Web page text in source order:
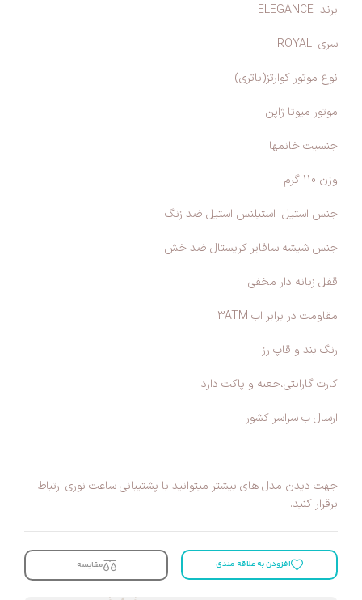
برند ELEGANCE
سری ROYAL
نوع موتور کوارتز(باتری)
موتور میوتا ژاپن
جنسیت خانمها
وزن 110 گرم
جنس استیل استیلنس استیل ضد زنگ
جنس شیشه سافایر کریستال ضد خش
قفل زبانه دار مخفی
مقاومت در برابر اب 3ATM
رنگ بند و قاپ رز
کارت گارانتی،جعبه و پاکت دارد.
ارسال ب سراسر کشور
جهت دیدن مدل های بیشتر میتوانید با پشتیبانی ساعت نوری ارتباط
برقرار کنید.
افزودن به علاقه مندی مقایسه